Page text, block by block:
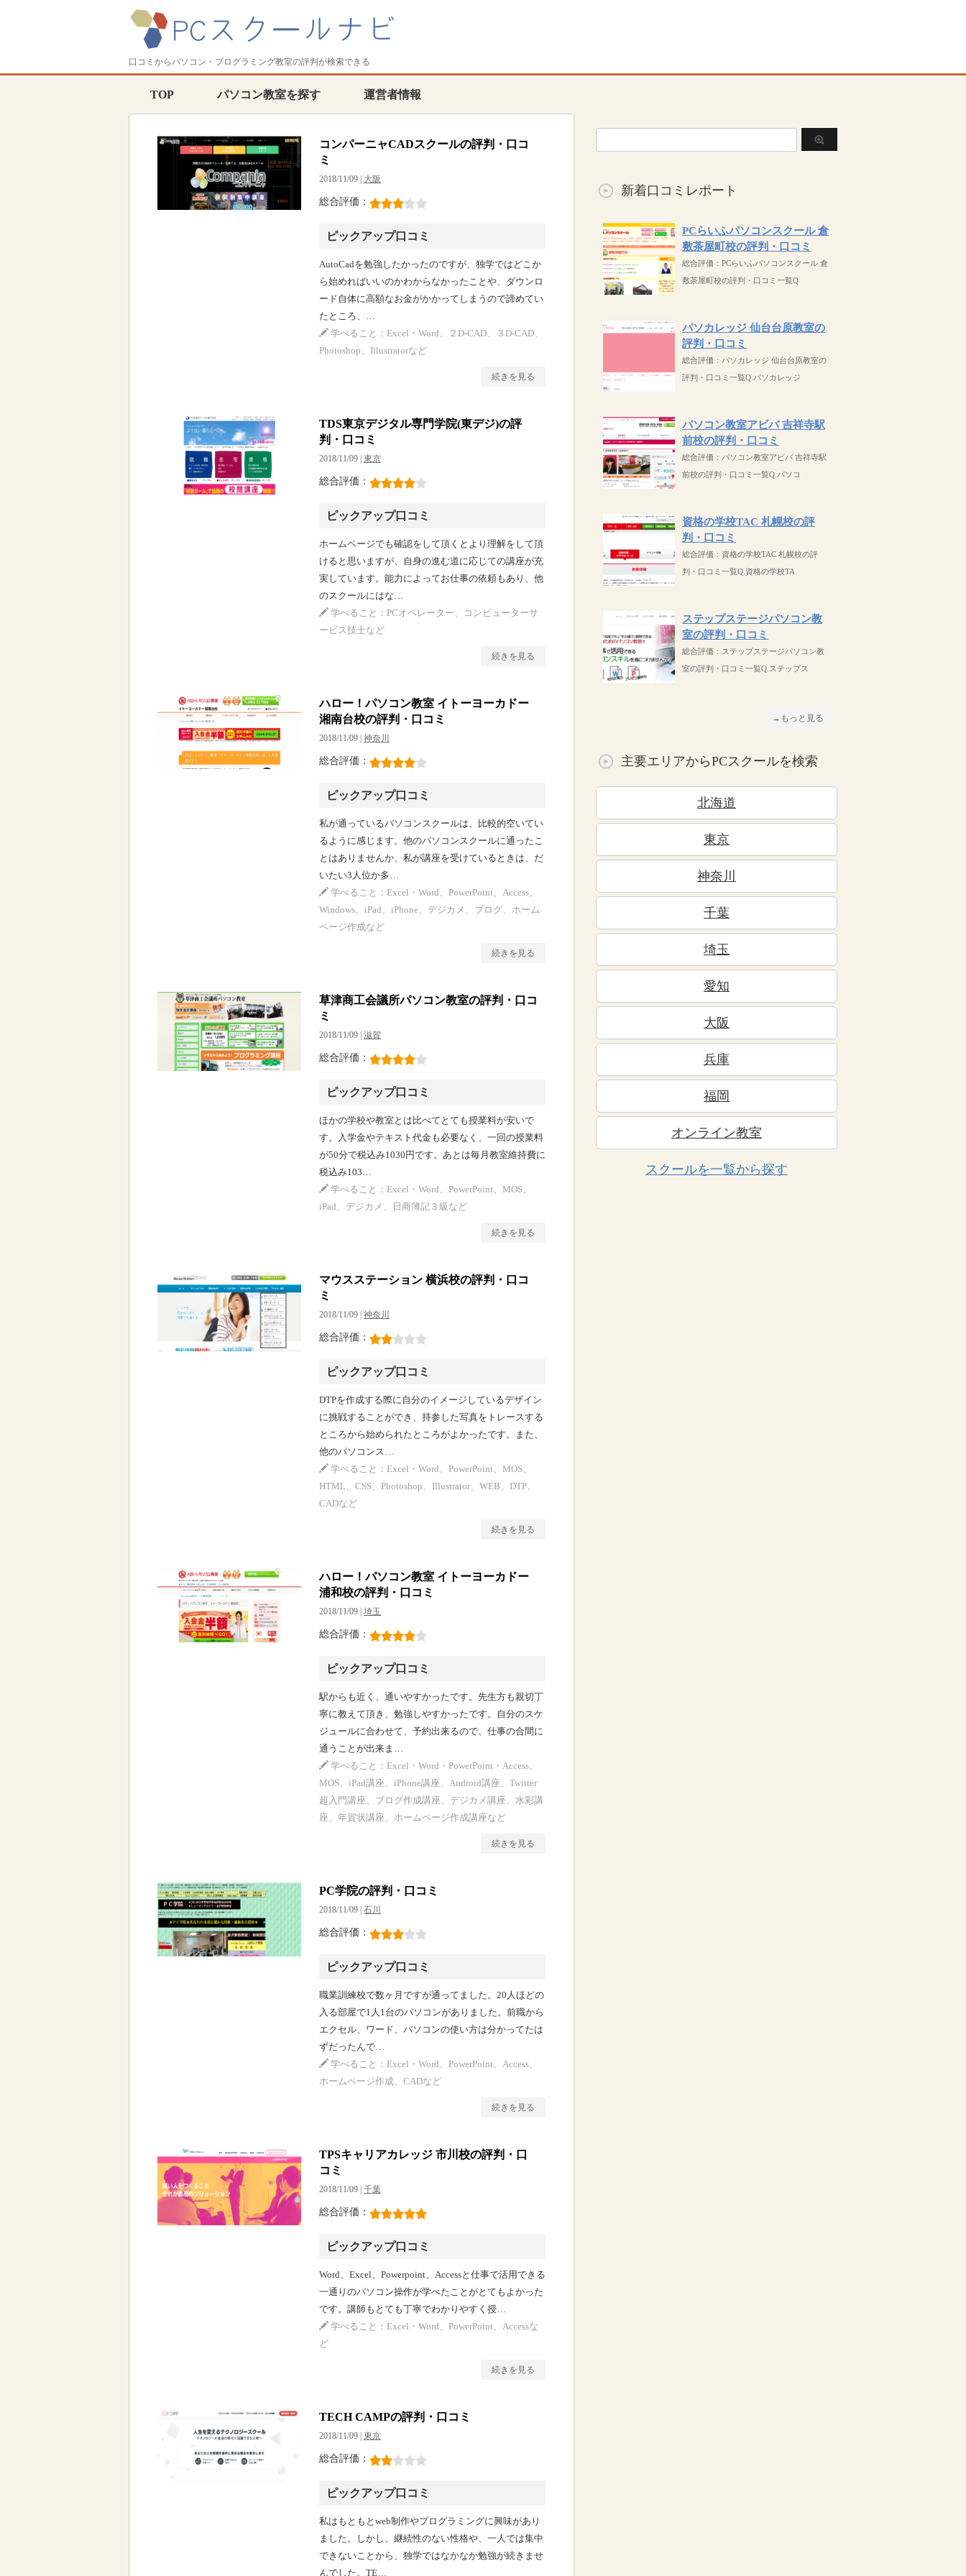
口コミからパソコン・プログラミング教室の評判が検索できる
TOP パソコン教室を探す 運営者情報
コンパーニャCADスクールの評判・口コ
ミ
2018/11/09 | 大阪
総合評価：
ピックアップ口コミ
AutoCadを勉強したかったのですが、独学ではどこか
ら始めればいいのかわからなかったことや、ダウンロ
ード自体に高額なお金がかかってしまうので諦めてい
たところ、…
学べること：Excel・Word、２D-CAD、３D-CAD、
Photoshop、Illustratorなど
続きを見る
TDS東京デジタル専門学院(東デジ)の評
判・口コミ
2018/11/09 | 東京
総合評価：
ピックアップ口コミ
ホームページでも確認をして頂くとより理解をして頂
けると思いますが、自身の進む道に応じての講座が充
実しています。能力によってお仕事の依頼もあり、他
のスクールにはな…
学べること：PCオペレーター、コンピューターサ
ービス技士など
続きを見る
ハロー！パソコン教室 イトーヨーカドー
湘南台校の評判・口コミ
2018/11/09 | 神奈川
総合評価：
ピックアップ口コミ
私が通っているパソコンスクールは、比較的空いてい
るように感じます。他のパソコンスクールに通ったこ
とはありませんか、私が講座を受けているときは、だ
いたい3人位か多…
学べること：Excel・Word、PowerPoint、Access、
Windows、iPad、iPhone、デジカメ、ブログ、ホーム
ページ作成など
続きを見る
草津商工会議所パソコン教室の評判・口コ
ミ
2018/11/09 | 滋賀
総合評価：
ピックアップ口コミ
ほかの学校や教室とは比べてとても授業料が安いで
す。入学金やテキスト代金も必要なく、一回の授業料
が50分で税込み1030円です。あとは毎月教室維持費に
税込み103…
学べること：Excel・Word、PowerPoint、MOS、
iPad、デジカメ、日商簿記３級など
続きを見る
マウスステーション 横浜校の評判・口コ
ミ
2018/11/09 | 神奈川
総合評価：
ピックアップ口コミ
DTPを作成する際に自分のイメージしているデザイン
に挑戦することができ、持参した写真をトレースする
ところから始められたところがよかったです。また、
他のパソコンス…
学べること：Excel・Word、PowerPoint、MOS、
HTML、CSS、Photoshop、Illustrator、WEB、DTP、
CADなど
続きを見る
ハロー！パソコン教室 イトーヨーカドー
浦和校の評判・口コミ
2018/11/09 | 埼玉
総合評価：
ピックアップ口コミ
駅からも近く、通いやすかったです。先生方も親切丁
寧に教えて頂き、勉強しやすかったです。自分のスケ
ジュールに合わせて、予約出来るので、仕事の合間に
通うことが出来ま…
学べること：Excel・Word・PowerPoint・Access、
MOS、iPad講座、iPhone講座、Android講座、Twitter
超入門講座、ブログ作成講座、デジカメ講座、水彩講
座、年賀状講座、ホームページ作成講座など
続きを見る
PC学院の評判・口コミ
2018/11/09 | 石川
総合評価：
ピックアップ口コミ
職業訓練校で数ヶ月ですが通ってました。20人ほどの
入る部屋で1人1台のパソコンがありました。前職から
エクセル、ワード、パソコンの使い方は分かってたは
ずだったんで…
学べること：Excel・Word、PowerPoint、Access、
ホームページ作成、CADなど
続きを見る
TPSキャリアカレッジ 市川校の評判・口
コミ
2018/11/09 | 千葉
総合評価：
ピックアップ口コミ
Word、Excel、Powerpoint、Accessと仕事で活用できる
一通りのパソコン操作が学べたことがとてもよかった
です。講師もとても丁寧でわかりやすく授…
学べること：Excel・Word、PowerPoint、Accessな
ど
続きを見る
TECH CAMPの評判・口コミ
2018/11/09 | 東京
総合評価：
ピックアップ口コミ
私はもともとweb制作やプログラミングに興味があり
ました。しかし、継続性のない性格や、一人では集中
できないことから、独学ではなかなか勉強が続きませ
んでした。TE…
新着口コミレポート
PCらいふパソコンスクール 倉
敷茶屋町校の評判・口コミ
総合評価：PCらいふパソコンスクール 倉
敷茶屋町校の評判・口コミ一覧Q
パソカレッジ 仙台台原教室の
評判・口コミ
総合評価：パソカレッジ 仙台台原教室の
評判・口コミ一覧Q.パソカレッジ
パソコン教室アビバ 吉祥寺駅
前校の評判・口コミ
総合評価：パソコン教室アビバ 吉祥寺駅
前校の評判・口コミ一覧Q.パソコ
資格の学校TAC 札幌校の評
判・口コミ
総合評価：資格の学校TAC 札幌校の評
判・口コミ一覧Q.資格の学校TA
ステップステージパソコン教
室の評判・口コミ
総合評価：ステップステージパソコン教
室の評判・口コミ一覧Q.ステップス
→もっと見る
主要エリアからPCスクールを検索
北海道
東京
神奈川
千葉
埼玉
愛知
大阪
兵庫
福岡
オンライン教室
スクールを一覧から探す